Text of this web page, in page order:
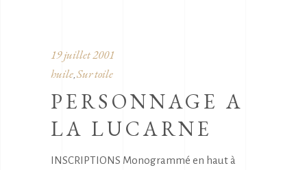
19 juillet 2001
huile, Sur toile
PERSONNAGE A
LA LUCARNE
INSCRIPTIONS Monogrammé en haut à